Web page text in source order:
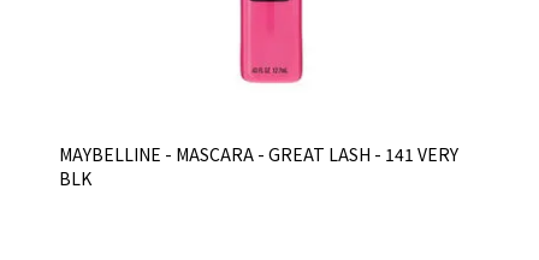
MAYBELLINE - MASCARA - GREAT LASH - 141 VERY
BLK